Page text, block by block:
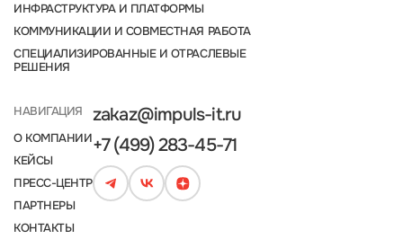
НАВИГАЦИЯ
О КОМПАНИИ
КЕЙСЫ
ПРЕСС-ЦЕНТР
ПАРТНЕРЫ
КОНТАКТЫ
zakaz@impuls-it.ru
+7 (499) 283-45-71
ИНФРАСТРУКТУРА И ПЛАТФОРМЫ
КОММУНИКАЦИИ И СОВМЕСТНАЯ РАБОТА
СПЕЦИАЛИЗИРОВАННЫЕ И ОТРАСЛЕВЫЕ
РЕШЕНИЯ